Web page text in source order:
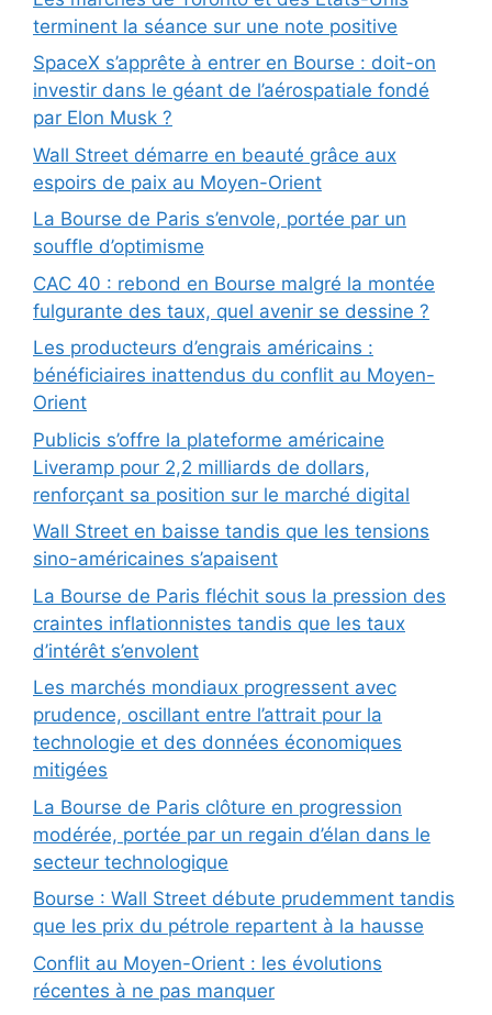
terminent la séance sur une note positive
SpaceX s’apprête à entrer en Bourse : doit-on
investir dans le géant de l’aérospatiale fondé
par Elon Musk ?
Wall Street démarre en beauté grâce aux
espoirs de paix au Moyen-Orient
La Bourse de Paris s’envole, portée par un
souffle d’optimisme
CAC 40 : rebond en Bourse malgré la montée
fulgurante des taux, quel avenir se dessine ?
Les producteurs d’engrais américains :
bénéficiaires inattendus du conflit au Moyen-
Orient
Publicis s’offre la plateforme américaine
Liveramp pour 2,2 milliards de dollars,
renforçant sa position sur le marché digital
Wall Street en baisse tandis que les tensions
sino-américaines s’apaisent
La Bourse de Paris fléchit sous la pression des
craintes inflationnistes tandis que les taux
d’intérêt s’envolent
Les marchés mondiaux progressent avec
prudence, oscillant entre l’attrait pour la
technologie et des données économiques
mitigées
La Bourse de Paris clôture en progression
modérée, portée par un regain d’élan dans le
secteur technologique
Bourse : Wall Street débute prudemment tandis
que les prix du pétrole repartent à la hausse
Conflit au Moyen-Orient : les évolutions
récentes à ne pas manquer